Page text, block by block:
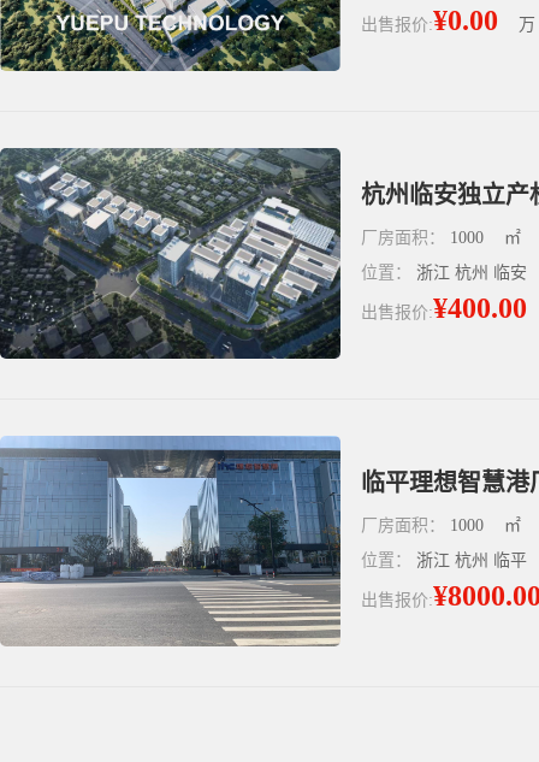
出售报价:¥0.00 万
杭州临安独立产
厂房面积： 1000
㎡
位置： 浙江 杭州 临安
出售报价:¥400.00
厂房面积： 1000
㎡
位置： 浙江 杭州 临平
出售报价: